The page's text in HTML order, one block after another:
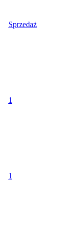
Sprzedaż
1
1